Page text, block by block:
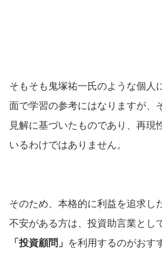
そもそも鬼塚祐一氏のような個人
面で学習の参考にはなりますが、
見解に基づいたものであり、再現
いるわけではありません。
そのため、本格的に利益を追求し
不安がある方は、投資助言業とし
「投資顧問」
を利用するのがおす